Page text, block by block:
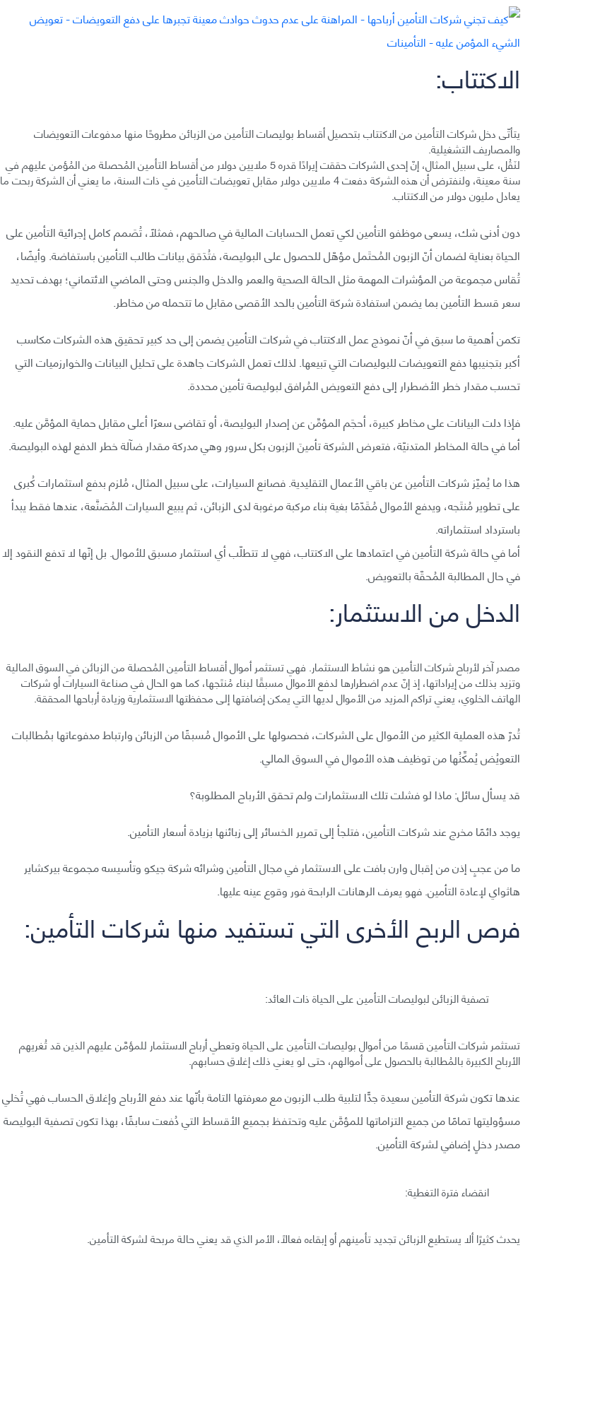
الاكتتاب:
يتأتّى دخل شركات التأمين من الاكتتاب بتحصيل أقساط بوليصات التأمين من الزبائن مطروحًا منها مدفوعات التعويضات
والمصاريف التشغيلية.
لنَقُل، على سبيل المثال، إنّ إحدى الشركات حققت إيرادًا قدره 5 ملايين دولار من أقساط التأمين المُحصلة من المُؤمن عليهم في
سنة معينة، ولنفترض أن هذه الشركة دفعت 4 ملايين دولار مقابل تعويضات التأمين في ذات السنة، ما يعني أن الشركة ربحت ما
يعادل مليون دولار من الاكتتاب.
دون أدنى شك، يسعى موظفو التأمين لكي تعمل الحسابات المالية في صالحهم، فمثلًا، تُصَمم كامل إجرائية التأمين على
الحياة بعناية لضمان أنّ الزبون المُحتَمل مؤهّل للحصول على البوليصة، فتُدَقق بيانات طالب التأمين باستفاضة. وأيضًا،
تُقاس مجموعة من المؤشرات المهمة مثل الحالة الصحية والعمر والدخل والجنس وحتى الماضي الائتماني؛ بهدف تحديد
سعر قسط التأمين بما يضمن استفادة شركة التأمين بالحد الأقصى مقابل ما تتحمله من مخاطر.
تكمن أهمية ما سبق في أنّ نموذج عمل الاكتتاب في شركات التأمين يضمن إلى حد كبير تحقيق هذه الشركات مكاسب
أكبر بتجنيبها دفع التعويضات للبوليصات التي تبيعها. لذلك تعمل الشركات جاهدة على تحليل البيانات والخوارزميات التي
تحسب مقدار خطر الأضطرار إلى دفع التعويض المُرافق لبوليصة تأمين محددة.
فإذا دلت البيانات على مخاطر كبيرة، أحجَم المؤمِّن عن إصدار البوليصة، أو تقاضى سعرًا أعلى مقابل حماية المؤمَّن عليه.
أما في حالة المخاطر المتدنيّة، فتعرض الشركة تأمينَ الزبون بكل سرور وهي مدركة مقدار ضآلة خطر الدفع لهذه البوليصة.
هذا ما يُميّز شركات التأمين عن باقي الأعمال التقليدية. فصانع السيارات، على سبيل المثال، مُلزم بدفع استثمارات كُبرى
على تطوير مُنتَجه، ويدفع الأموال مُقَدّمًا بغية بناء مركبة مرغوبة لدى الزبائن، ثم يبيع السيارات المُصَنَّعة، عندها فقط يبدأ
باسترداد استثماراته.
أما في حالة شركة التأمين في اعتمادها على الاكتتاب، فهي لا تتطلّب أي استثمار مسبق للأموال. بل إنّها لا تدفع النقود إلا
في حال المطالبة المُحقّة بالتعويض.
الدخل من الاستثمار:
مصدر آخر لأرباح شركات التأمين هو نشاط الاستثمار. فهي تستثمر أموال أقساط التأمين المُحصلة من الزبائن في السوق المالية
وتزيد بذلك من إيراداتها، إذ إنّ عدم اضطرارها لدفع الأموال مسبقًا لبناء مُنتَجها، كما هو الحال في صناعة السيارات أو شركات
الهاتف الخلوي، يعني تراكم المزيد من الأموال لديها التي يمكن إضافتها إلى محفظتها الاستثمارية وزيادة أرباحها المحققة.
تُدرّ هذه العملية الكثير من الأموال على الشركات، فحصولها على الأموال مُسبقًا من الزبائن وارتباط مدفوعاتها بمُطالبات
التعويُض يُمكِّنُها من توظيف هذه الأموال في السوق المالي.
قد يسأل سائل: ماذا لو فشلت تلك الاستثمارات ولم تحقق الأرباح المطلوبة؟
يوجد دائمًا مخرج عند شركات التأمين، فتلجأ إلى تمرير الخسائر إلى زبائنها بزيادة أسعار التأمين.
ما من عجبٍ إذن من إقبال وارن بافت على الاستثمار في مجال التأمين وشرائه شركة جيكو وتأسيسه مجموعة بيركشاير
هاثواي لإعادة التأمين. فهو يعرف الرهانات الرابحة فور وقوع عينه عليها.
فرص الربح الأخرى التي تستفيد منها شركات التأمين:
تصفية الزبائن لبوليصات التأمين على الحياة ذات العائد:
تستثمر شركات التأمين قسمًا من أموال بوليصات التأمين على الحياة وتعطي أرباح الاستثمار للمؤمَّن عليهم الذين قد تُغريهم
الأرباح الكبيرة بالمُطالبة بالحصول على أموالهم، حتى لو يعني ذلك إغلاق حسابهم.
عندها تكون شركة التأمين سعيدة جدًّا لتلبية طلب الزبون مع معرفتها التامة بأنّها عند دفع الأرباح وإغلاق الحساب فهي تُخلي
مسؤوليتها تمامًا من جميع التزاماتها للمؤمَّن عليه وتحتفظ بجميع الأقساط التي دُفعت سابقًا، بهذا تكون تصفية البوليصة
مصدر دخلٍ إضافي لشركة التأمين.
انقضاء فترة التغطية:
يحدث كثيرًا ألا يستطيع الزبائن تجديد تأمينهم أو إبقاءه فعالًا، الأمر الذي قد يعني حالة مربحة لشركة التأمين.